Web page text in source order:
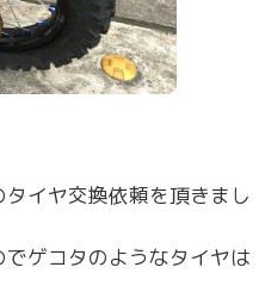
イヤ交換依頼を頂きまし
ゲコタのようなタイヤは